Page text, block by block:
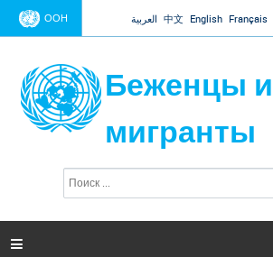
Jump to navigation
ООН العربية 中文 English Français
Беженцы и
мигранты
и
